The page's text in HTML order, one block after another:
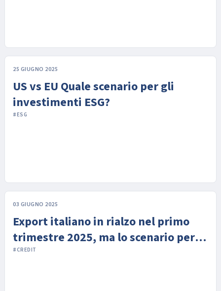
25 GIUGNO 2025
US vs EU Quale scenario per gli
investimenti ESG?
#ESG
03 GIUGNO 2025
Export italiano in rialzo nel primo
trimestre 2025, ma lo scenario per le
imprese resta incerto
#CREDIT